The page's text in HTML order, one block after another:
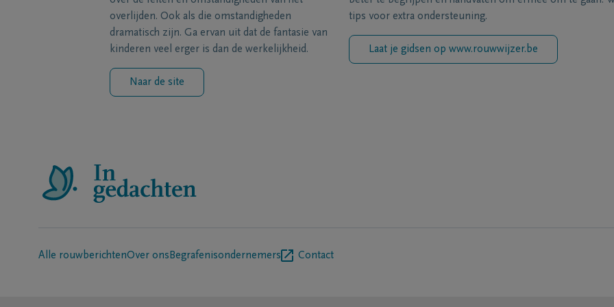
overlijden. Ook als die omstandigheden
dramatisch zijn. Ga ervan uit dat de fantasie van
kinderen veel erger is dan de werkelijkheid.
Naar de site
tips voor extra ondersteuning.
Laat je gidsen op www.rouwwijzer.be
Alle rouwberichtenOver ons Begrafenisondernemers Contact